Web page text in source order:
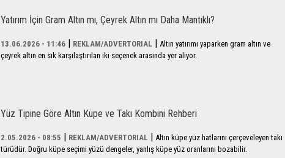
Yatırım İçin Gram Altın mı, Çeyrek Altın mı Daha Mantıklı?
13.06.2026 - 11:46 | REKLAM/ADVERTORIAL | Altın yatırımı yaparken gram altın ve
çeyrek altın en sık karşılaştırılan iki seçenek arasında yer alıyor.
Yüz Tipine Göre Altın Küpe ve Takı Kombini Rehberi
2.05.2026 - 08:55 | REKLAM/ADVERTORIAL | Altın küpe yüz hatlarını çerçeveleyen takı
türüdür. Doğru küpe seçimi yüzü dengeler, yanlış küpe yüz oranlarını bozabilir.